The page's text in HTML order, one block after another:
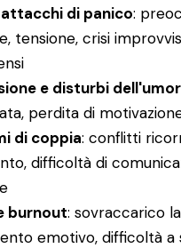
attacchi di panico:
tensione, crisi
e disturbi
perdita di
di coppia: conflitti
difficoltà di
burnout: sovraccarico
emotivo, difficoltà a